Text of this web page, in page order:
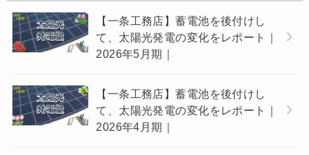
【一条工務店】蓄電池を後付けし
て、太陽光発電の変化をレポート｜
2026年5月期｜
【一条工務店】蓄電池を後付けし
て、太陽光発電の変化をレポート｜
2026年4月期｜